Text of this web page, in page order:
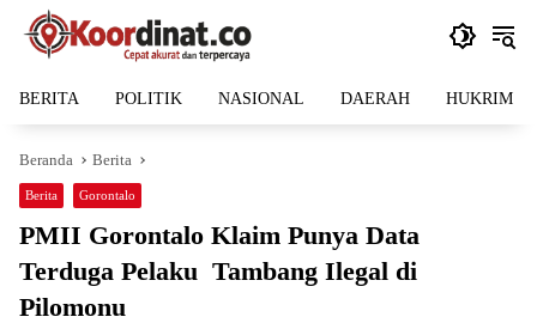
Langsung
BERITA POLITIK NASIONAL DAERAH HUKRIM
Beranda Berita
Berita Gorontalo
PMII Gorontalo Klaim Punya Data
Terduga Pelaku Tambang Ilegal di
Pilomonu